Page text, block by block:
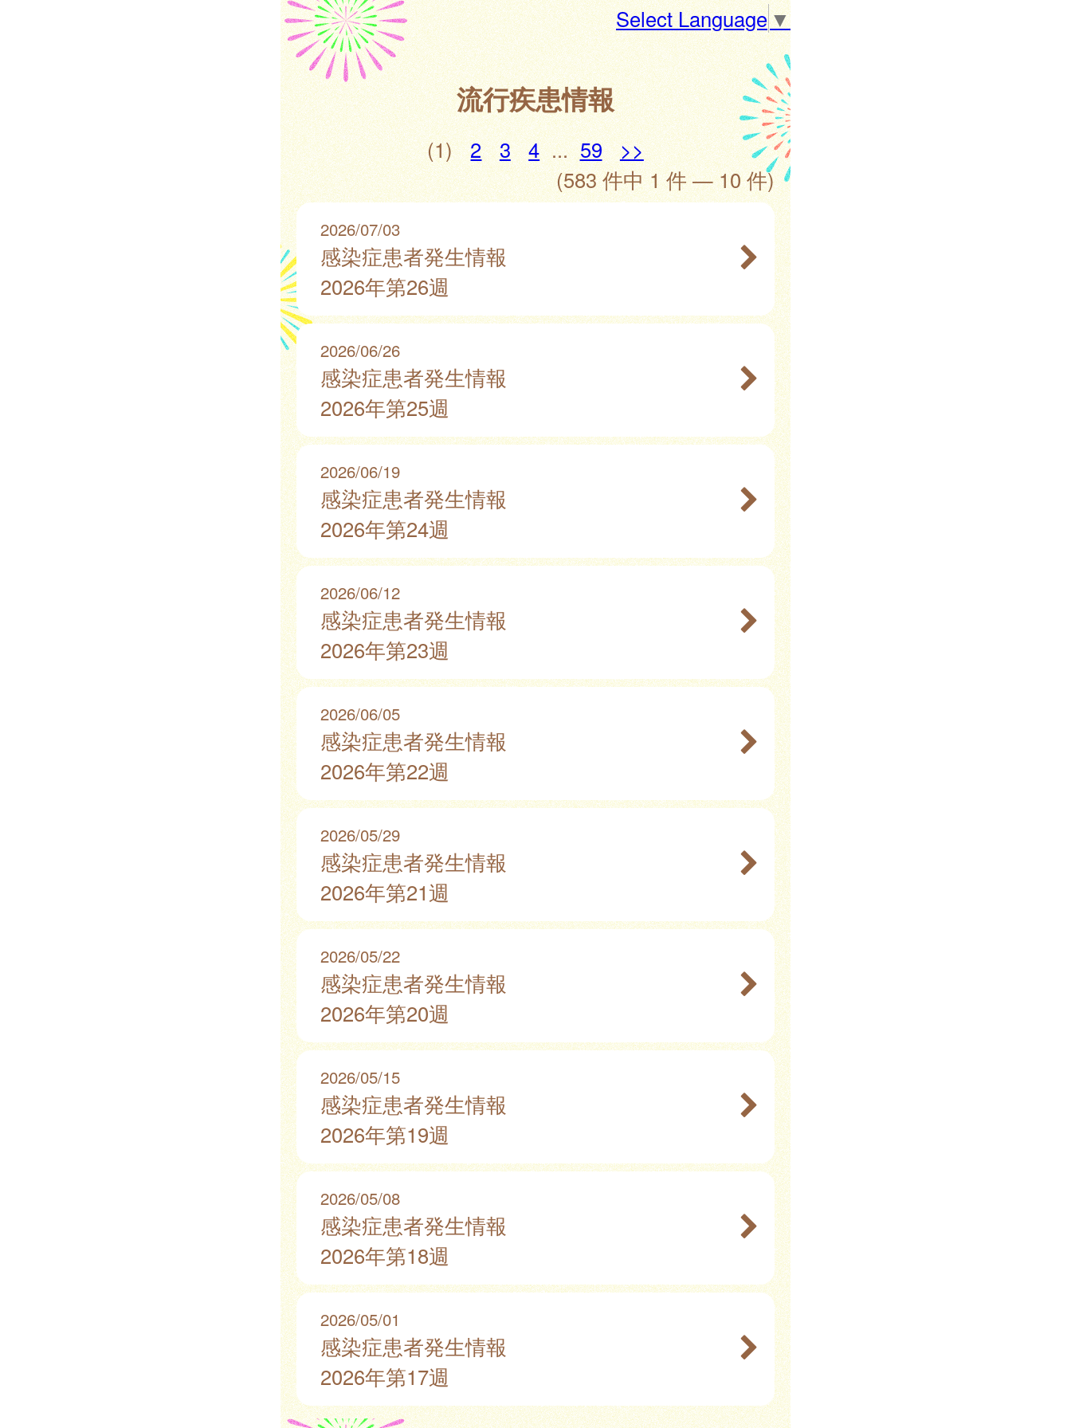
Select Language▼
流行疾患情報
(1) 2 3 4 ... 59
>>
(583 件中 1 件 — 10 件)
2026/07/03
感染症患者発生情報
2026年第26週
2026/06/26
感染症患者発生情報
2026年第25週
2026/06/19
感染症患者発生情報
2026年第24週
2026/06/12
感染症患者発生情報
2026年第23週
2026/06/05
感染症患者発生情報
2026年第22週
2026/05/29
感染症患者発生情報
2026年第21週
2026/05/22
感染症患者発生情報
2026年第20週
2026/05/15
感染症患者発生情報
2026年第19週
2026/05/08
感染症患者発生情報
2026年第18週
2026/05/01
感染症患者発生情報
2026年第17週